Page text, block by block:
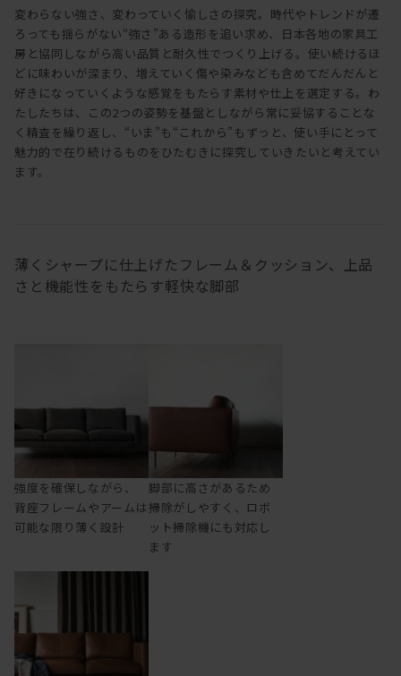
変わらない強さ、変わっていく愉しさの探究。時代やトレンドが遷
ろっても揺らがない“強さ”ある造形を追い求め、日本各地の家具工
房と協同しながら高い品質と耐久性でつくり上げる。使い続けるほ
どに味わいが深まり、増えていく傷や染みなども含めてだんだんと
好きになっていくような感覚をもたらす素材や仕上を選定する。わ
たしたちは、この2つの姿勢を基盤としながら常に妥協することな
く精査を繰り返し、“いま”も“これから”もずっと、使い手にとって
魅力的で在り続けるものをひたむきに探究していきたいと考えてい
ます。
薄くシャープに仕上げたフレーム＆クッション、上品
さと機能性をもたらす軽快な脚部
強度を確保しながら、
背座フレームやアームは
可能な限り薄く設計
脚部に高さがあるため
掃除がしやすく、ロボ
ット掃除機にも対応し
ます